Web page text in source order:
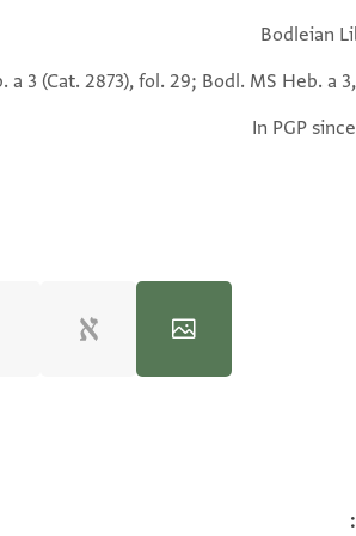
Bodleian
a 3 (Cat. 2873), fol. 29; Bodl. MS Heb. a
In PGP